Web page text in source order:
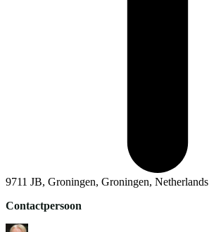
9711 JB, Groningen, Groningen, Netherlands
Contactpersoon